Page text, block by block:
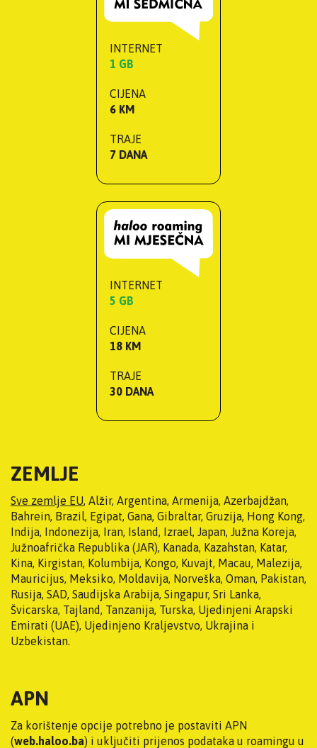
INTERNET
1 GB
CIJENA
6 KM
TRAJE
7 DANA
INTERNET
5 GB
CIJENA
18 KM
TRAJE
30 DANA
ZEMLJE
Sve zemlje EU, Alžir, Argentina, Armenija, Azerbajdžan,
Bahrein, Brazil, Egipat, Gana, Gibraltar, Gruzija, Hong Kong,
Indija, Indonezija, Iran, Island, Izrael, Japan, Južna Koreja,
Južnoafrička Republika (JAR), Kanada, Kazahstan, Katar,
Kina, Kirgistan, Kolumbija, Kongo, Kuvajt, Macau, Malezija,
Mauricijus, Meksiko, Moldavija, Norveška, Oman, Pakistan,
Rusija, SAD, Saudijska Arabija, Singapur, Sri Lanka,
Švicarska, Tajland, Tanzanija, Turska, Ujedinjeni Arapski
Emirati (UAE), Ujedinjeno Kraljevstvo, Ukrajina i
Uzbekistan.
APN
Za korištenje opcije potrebno je postaviti APN
(web.haloo.ba) i uključiti prijenos podataka u roamingu u